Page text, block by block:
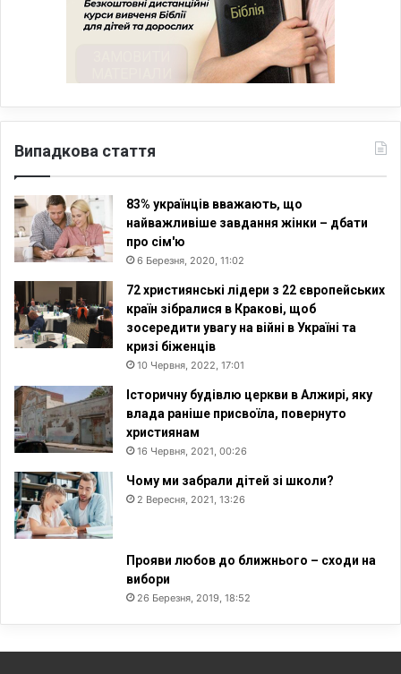
Випадкова стаття
83% українців вважають, що
найважливіше завдання жінки – дбати
про сім'ю
6 Березня, 2020, 11:02
72 християнські лідери з 22 європейських
країн зібралися в Кракові, щоб
зосередити увагу на війні в Україні та
кризі біженців
10 Червня, 2022, 17:01
Історичну будівлю церкви в Алжирі, яку
влада раніше присвоїла, повернуто
християнам
16 Червня, 2021, 00:26
Чому ми забрали дітей зі школи?
2 Вересня, 2021, 13:26
Прояви любов до ближнього – сходи на
вибори
26 Березня, 2019, 18:52